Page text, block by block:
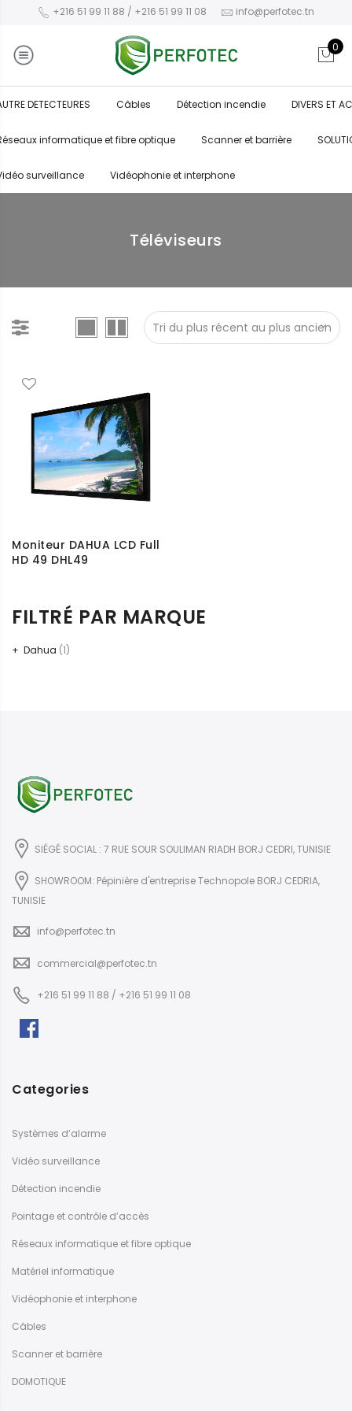
+216 51 99 11 88 / +216 51 99 11 08 info@perfotec.tn
0
DETECTEURES Câbles Détection incendie DIVERS ET
informatique et fibre optique Scanner et barrière
surveillance Vidéophonie et interphone
Téléviseurs
Moniteur DAHUA LCD Full
HD 49 DHL49
FILTRÉ PAR MARQUE
Dahua (1)
SIÉGÉ SOCIAL : 7 RUE SOUR SOULIMAN RIADH BORJ CEDRI, TUNISIE
SHOWROOM: Pépinière d'entreprise Technopole BORJ CEDRIA,
TUNISIE
info@perfotec.tn
commercial@perfotec.tn
+216 51 99 11 88 / +216 51 99 11 08
Categories
Systèmes d’alarme
Vidéo surveillance
Détection incendie
Pointage et contrôle d’accès
Réseaux informatique et fibre optique
Matériel informatique
Vidéophonie et interphone
Câbles
Scanner et barrière
DOMOTIQUE